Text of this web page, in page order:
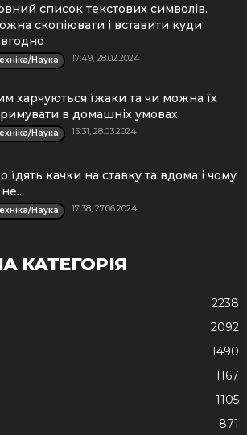
список текстових символів.
скопіювати і вставити куди
Наука 17:49, 28.02.2024
харчуються їжаки та чи можна їх
в домашніх умовах
Наука 15:31, 28.03.2024
їдять качки на ставку та вдома і чому
не...
Наука 17:38, 27.06.2024
КАТЕГОРІЯ
2238
2092
1490
1167
1105
871